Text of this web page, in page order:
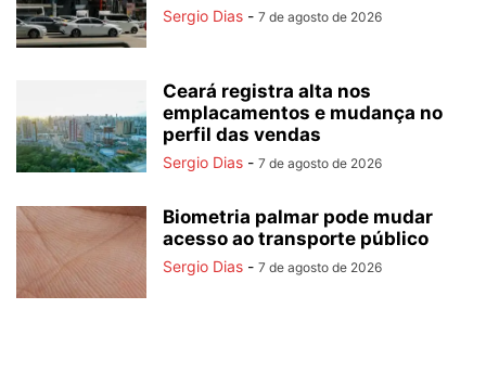
Sergio Dias - 7 de agosto de 2026
Ceará registra alta nos
emplacamentos e mudança no
perfil das vendas
Sergio Dias - 7 de agosto de 2026
Biometria palmar pode mudar
acesso ao transporte público
Sergio Dias - 7 de agosto de 2026